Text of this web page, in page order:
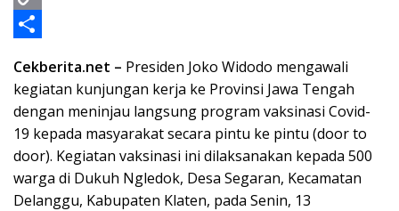
on
e
r
s
p
p
ea
l
w
t
t
e
r
C
p
y
L
i
n
h
a
r
e
Cekberita.net – Presiden Joko Widodo mengawali
kegiatan kunjungan kerja ke Provinsi Jawa Tengah
dengan meninjau langsung program vaksinasi Covid-
19 kepada masyarakat secara pintu ke pintu (door to
door). Kegiatan vaksinasi ini dilaksanakan kepada 500
warga di Dukuh Ngledok, Desa Segaran, Kecamatan
Delanggu, Kabupaten Klaten, pada Senin, 13